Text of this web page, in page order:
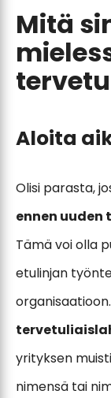
Mitä
Aloita
Olisi parasta,
ennen
Tämä voi olla
etulinjan
yrityksen
nimensä tai